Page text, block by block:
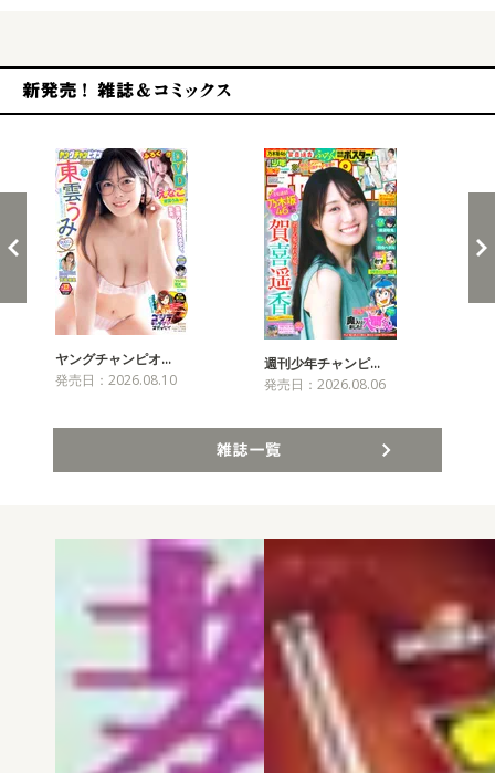
ヤングチャンピオ…
発売日：2026.08.10
週刊少年チャンピ…
発売日：2026.08.06